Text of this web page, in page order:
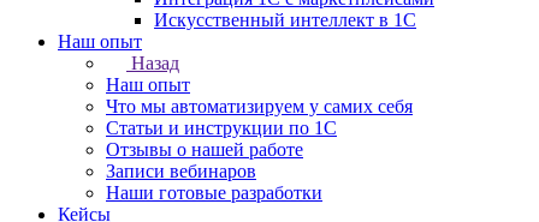
Искусственный интеллект в 1С
Наш опыт
Назад
Наш опыт
Что мы автоматизируем у самих себя
Статьи и инструкции по 1С
Отзывы о нашей работе
Записи вебинаров
Наши готовые разработки
Кейсы